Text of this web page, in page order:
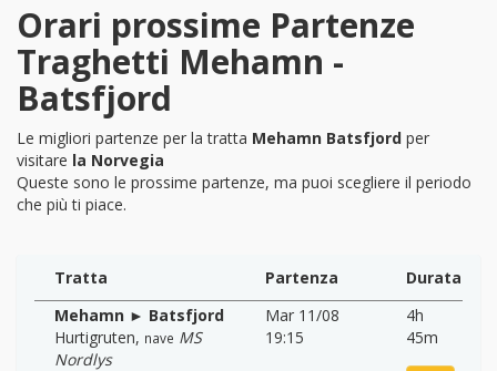
Orari prossime Partenze
Traghetti Mehamn -
Batsfjord
Le migliori partenze per la tratta Mehamn Batsfjord per
visitare la Norvegia
Queste sono le prossime partenze, ma puoi scegliere il periodo
che più ti piace.
Tratta Partenza
Durata
Mehamn ► Batsfjord
Hurtigruten, nave MS
Nordlys
Mar 11/08
19:15
4h
45m